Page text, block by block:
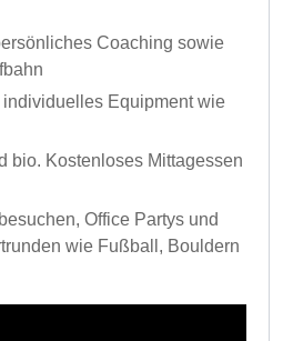
Coaching sowie
Equipment wie
bio. Kostenloses Mittagessen
Office Partys und
wie Fußball, Bouldern